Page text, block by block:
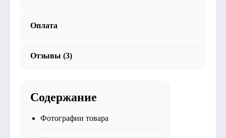
Оплата
Отзывы (3)
Содержание
Фотографии товара